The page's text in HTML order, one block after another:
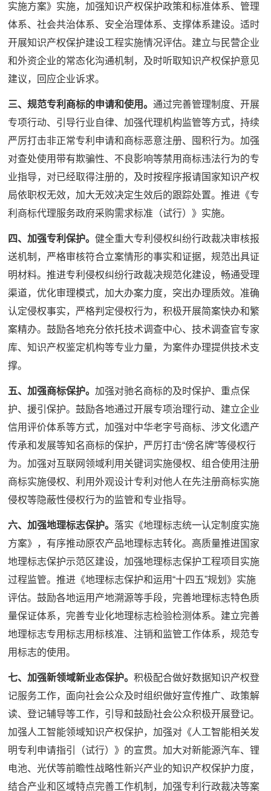
实施方案》实施，加强知识产权保护政策和标准体系、管理
体系、社会共治体系、安全治理体系、支撑体系建设。适时
开展知识产权保护建设工程实施情况评估。建立与民营企业
和外资企业的常态化沟通机制，及时听取知识产权保护意见
建议，回应企业诉求。
三、规范专利商标的申请和使用。通过完善管理制度、开展
专项行动、引导行业自律、加强代理机构监管等方式，持续
严厉打击非正常专利申请和商标恶意注册、囤积行为。加强
对查处使用带有欺骗性、不良影响等禁用商标违法行为的专
业指导，对已经取得注册的，及时按程序报请国家知识产权
局依职权无效，加大无效决定生效后的跟踪处置。推进《专
利商标代理服务政府采购需求标准（试行）》实施。
四、加强专利保护。健全重大专利侵权纠纷行政裁决审核报
送机制，严格审核符合立案情形的事实和证据，规范出具证
明材料。推进专利侵权纠纷行政裁决规范化建设，畅通受理
渠道，优化审理模式，加大办案力度，突出办理质效。准确
认定侵权事实，严格判定侵权行为，积极开展简案快办和繁
案精办。鼓励各地充分依托技术调查中心、技术调查官专家
库、知识产权鉴定机构等专业力量，为案件办理提供技术支
撑。
五、加强商标保护。加强对驰名商标的及时保护、重点保
护、援引保护。鼓励各地通过开展专项治理行动、建立企业
信用评价体系等方式，加强对中华老字号商标、涉文化遗产
传承和发展等知名商标的保护，严厉打击“傍名牌”等侵权行
为。加强对互联网领域利用关键词实施侵权、组合使用注册
商标实施侵权、利用外观设计专利对他人在先注册商标实施
侵权等隐蔽性侵权行为的监管和专业指导。
六、加强地理标志保护。 落实《地理标志统一认定制度实施
方案》，有序推动原农产品地理标志转化。高质量推进国家
地理标志保护示范区建设，加强地理标志保护工程项目实施
过程监管。推进《地理标志保护和运用“十四五”规划》实施
评估。鼓励各地运用产地溯源等手段，完善地理标志特色质
量保证体系，完善专业化地理标志检验检测体系。建立完善
地理标志专用标志用标核准、注销和监管工作体系，规范专
用标志的使用。
七、加强新领域新业态保护。积极配合做好数据知识产权登
记服务工作，面向社会公众及时组织做好宣传推广、政策解
读、登记辅导等工作，引导和鼓励社会公众积极开展登记。
加强人工智能领域知识产权保护，加强对《人工智能相关发
明专利申请指引（试行）》的宣贯。加大对新能源汽车、锂
电池、光伏等前瞻性战略性新兴产业的知识产权保护力度，
结合产业和区域特点完善工作机制，加强专利行政裁决等案